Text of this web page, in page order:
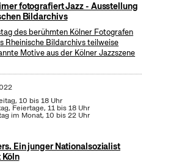
fotografiert Jazz - Ausstellung
Bildarchivs
des berühmten Kölner Fotografen
Rheinische Bildarchivs teilweise
Motive aus der Kölner Jazzszene
10 bis 18 Uhr
Feiertage, 11 bis 18 Uhr
im Monat, 10 bis 22 Uhr
Ein junger Nationalsozialist